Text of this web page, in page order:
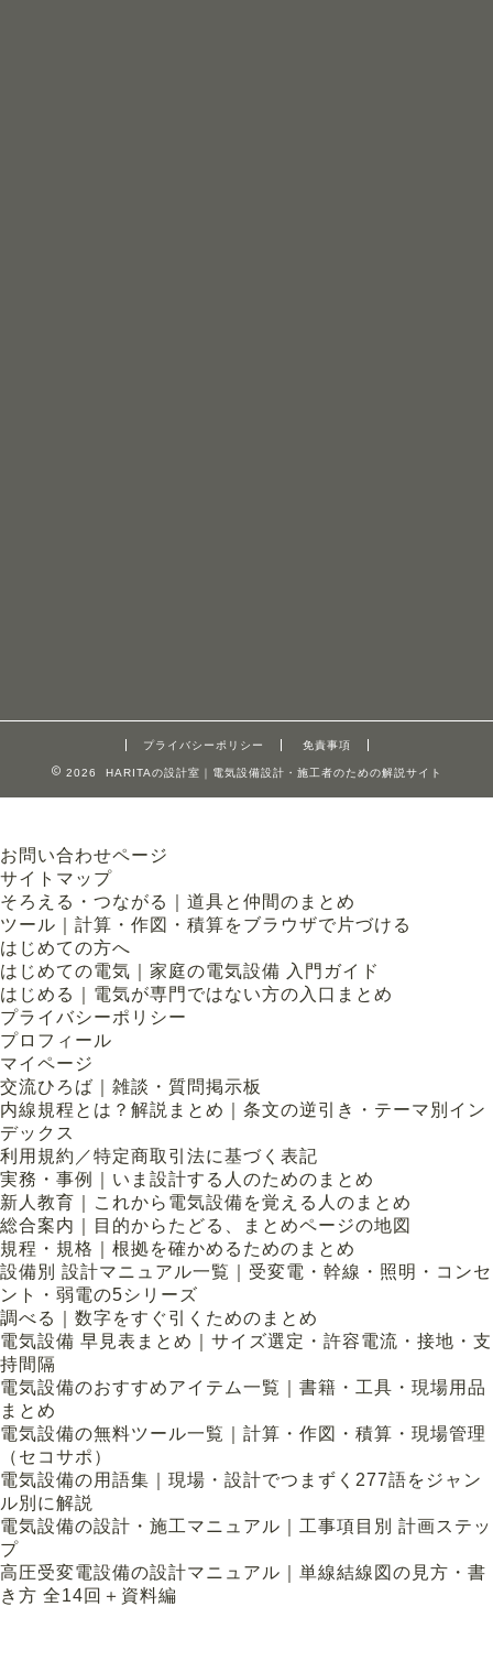
プライバシーポリシー 免責事項
2026 HARITAの設計室｜電気設備設計・施工者のための解説サイト
お問い合わせページ
サイトマップ
そろえる・つながる｜道具と仲間のまとめ
ツール｜計算・作図・積算をブラウザで片づける
はじめての方へ
はじめての電気｜家庭の電気設備 入門ガイド
はじめる｜電気が専門ではない方の入口まとめ
プライバシーポリシー
プロフィール
マイページ
交流ひろば｜雑談・質問掲示板
内線規程とは？解説まとめ｜条文の逆引き・テーマ別イン
デックス
利用規約／特定商取引法に基づく表記
実務・事例｜いま設計する人のためのまとめ
新人教育｜これから電気設備を覚える人のまとめ
総合案内｜目的からたどる、まとめページの地図
規程・規格｜根拠を確かめるためのまとめ
設備別 設計マニュアル一覧｜受変電・幹線・照明・コンセ
ント・弱電の5シリーズ
調べる｜数字をすぐ引くためのまとめ
電気設備 早見表まとめ｜サイズ選定・許容電流・接地・支
持間隔
電気設備のおすすめアイテム一覧｜書籍・工具・現場用品
まとめ
電気設備の無料ツール一覧｜計算・作図・積算・現場管理
（セコサポ）
電気設備の用語集｜現場・設計でつまずく277語をジャン
ル別に解説
電気設備の設計・施工マニュアル｜工事項目別 計画ステッ
プ
高圧受変電設備の設計マニュアル｜単線結線図の見方・書
き方 全14回＋資料編